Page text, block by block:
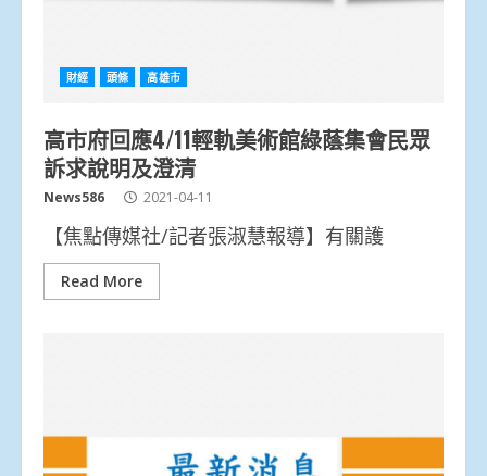
財經 頭條 高雄市
高市府回應4/11輕軌美術館綠蔭集會民眾
訴求說明及澄清
News586 2021-04-11
【焦點傳媒社/記者張淑慧報導】有關護
Read More